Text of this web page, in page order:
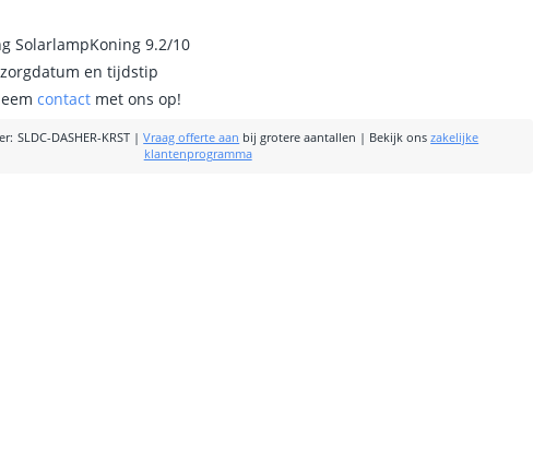
SolarlampKoning 9.2/10
en tijdstip
contact met ons op!
: SLDC-DASHER-KRST |Vraag offerte aan bij grotere aantallen | Bekijk ons zakelijke
klantenprogramma